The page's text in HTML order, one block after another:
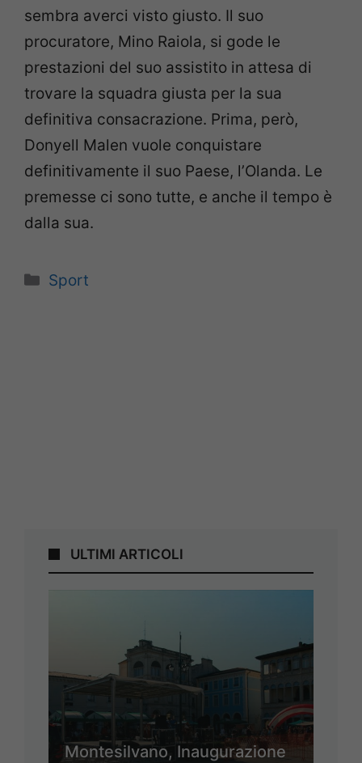
sembra averci visto giusto. Il suo
procuratore, Mino Raiola, si gode le
prestazioni del suo assistito in attesa di
trovare la squadra giusta per la sua
definitiva consacrazione. Prima, però,
Donyell Malen vuole conquistare
definitivamente il suo Paese, l’Olanda. Le
premesse ci sono tutte, e anche il tempo è
dalla sua.
Categorie
Sport
ULTIMI ARTICOLI
Montesilvano, Inaugurazione